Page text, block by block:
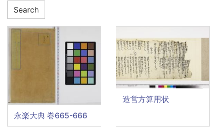
Search
永楽⼤典 巻665-666
造営方算用状